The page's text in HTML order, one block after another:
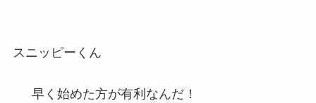
スニッピーくん
早く始めた方が有利なんだ！